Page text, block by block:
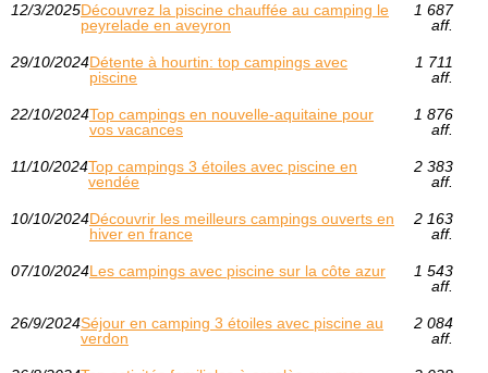
12/3/2025Découvrez la piscine chauffée au camping le
peyrelade en aveyron
1 687
aff.
29/10/2024Détente à hourtin: top campings avec
piscine
1 711
aff.
22/10/2024Top campings en nouvelle-aquitaine pour
vos vacances
1 876
aff.
11/10/2024Top campings 3 étoiles avec piscine en
vendée
2 383
aff.
10/10/2024Découvrir les meilleurs campings ouverts en
hiver en france
2 163
aff.
07/10/2024Les campings avec piscine sur la côte azur
1 543
aff.
26/9/2024Séjour en camping 3 étoiles avec piscine au
verdon
2 084
aff.